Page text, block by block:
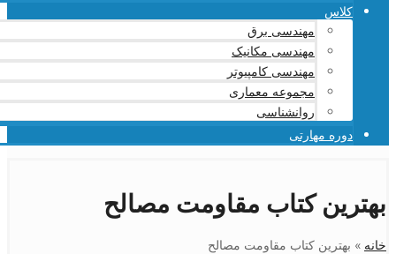
کلاس
مهندسی برق
مهندسی مکانیک
مهندسی کامپیوتر
مجموعه معماری
روانشناسی
دوره مهارتی
بهترین کتاب مقاومت مصالح
خانه » بهترین کتاب مقاومت مصالح